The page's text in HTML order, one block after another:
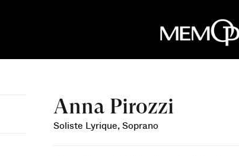
Anna Pirozzi
Soliste Lyrique, Soprano